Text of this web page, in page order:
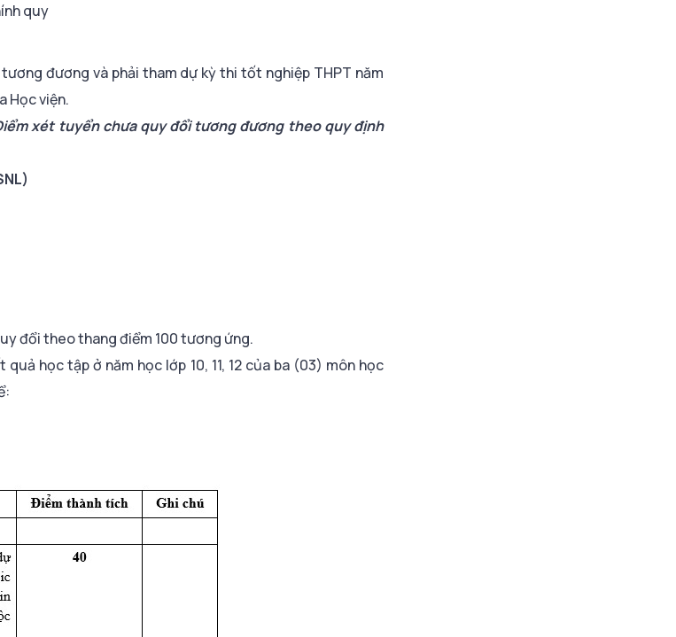
quy
đương và phải tham dự kỳ thi tốt nghiệp THPT năm
Học viện.
xét tuyển chưa quy đổi tương đương theo quy định
đổi theo thang điểm 100 tương ứng.
học tập ở năm học lớp 10, 11, 12 của ba (03) môn học